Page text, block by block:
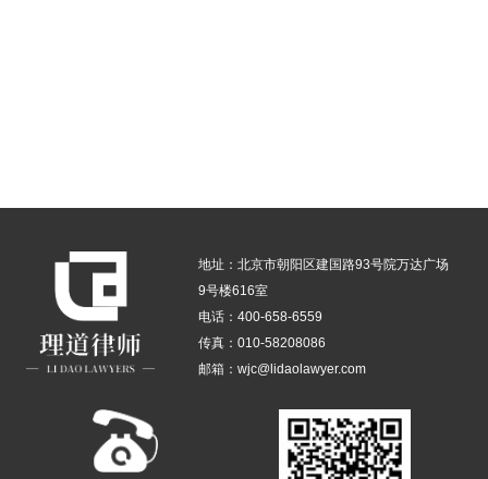
地址：北京市朝阳区建国路93号院万达广场
9号楼616室
电话：400-658-6559
传真：010-58208086
邮箱：wjc@lidaolawyer.com